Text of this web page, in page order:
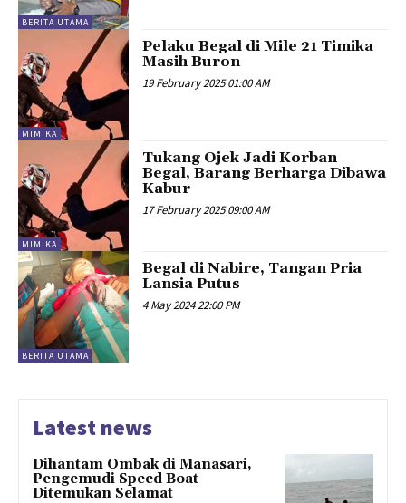
BERITA UTAMA
MIMIKA
Pelaku Begal di Mile 21 Timika
Masih Buron
19 February 2025 01:00 AM
MIMIKA
Tukang Ojek Jadi Korban
Begal, Barang Berharga Dibawa
Kabur
17 February 2025 09:00 AM
BERITA UTAMA
Begal di Nabire, Tangan Pria
Lansia Putus
4 May 2024 22:00 PM
Latest news
Dihantam Ombak di Manasari,
Pengemudi Speed Boat
Ditemukan Selamat